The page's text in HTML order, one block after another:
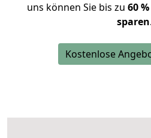
uns können Sie bis zu 60
sparen.
Kostenlose